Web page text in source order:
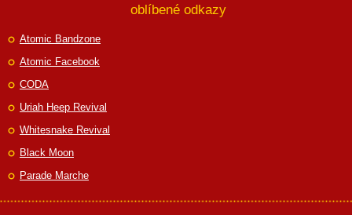
oblíbené odkazy
Atomic Bandzone
Atomic Facebook
CODA
Uriah Heep Revival
Whitesnake Revival
Black Moon
Parade Marche